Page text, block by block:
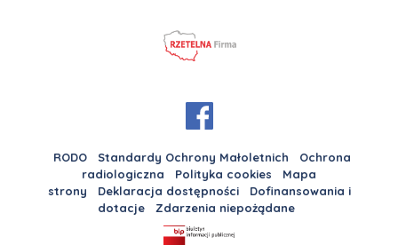
RODO Standardy Ochrony Małoletnich
Ochrona
radiologiczna
Polityka cookies
Mapa
strony
Deklaracja dostępności
Dofinansowania i
dotacje
Zdarzenia niepożądane